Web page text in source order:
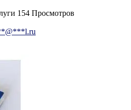
154 Просмотров